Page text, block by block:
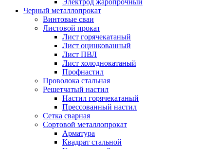
Электрод жаропрочный
Черный металлопрокат
Винтовые сваи
Листовой прокат
Лист горячекатаный
Лист оцинкованный
Лист ПВЛ
Лист холоднокатаный
Профнастил
Проволока стальная
Решетчатый настил
Настил горячекатаный
Прессованный настил
Сетка сварная
Сортовой металлопрокат
Арматура
Квадрат стальной